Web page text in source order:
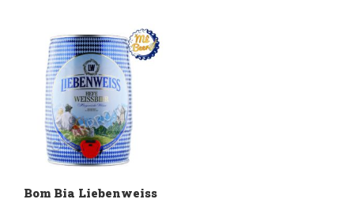
Bom Bia Liebenweiss